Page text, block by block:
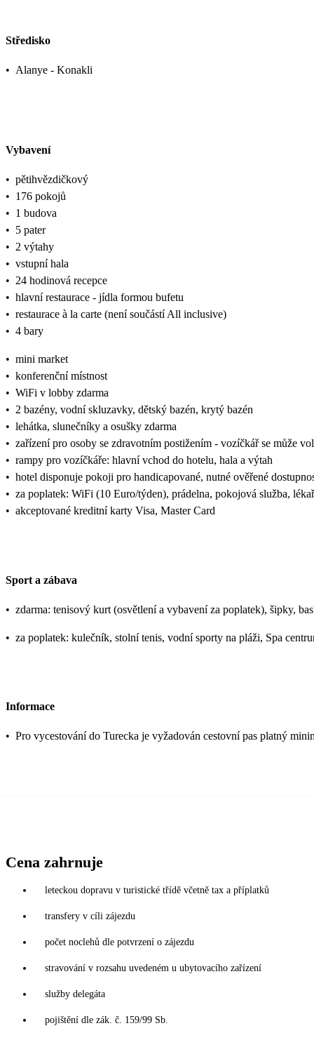
Středisko
• Alanye - Konakli
Vybavení
• pětihvězdičkový
• 176 pokojů
• 1 budova
• 5 pater
• 2 výtahy
• vstupní hala
• 24 hodinová recepce
• hlavní restaurace - jídla formou bufetu
• restaurace à la carte (není součástí All inclusive)
• 4 bary
• mini market
• konferenční místnost
• WiFi v lobby zdarma
• 2 bazény, vodní skluzavky, dětský bazén, krytý bazén
• lehátka, slunečníky a osušky zdarma
• zařízení pro osoby se zdravotním postižením - vozíčkář se může
• rampy pro vozíčkáře: hlavní vchod do hotelu, hala a výtah
• hotel disponuje pokoji pro handicapované, nutné ověřené
• za poplatek: WiFi (10 Euro/týden), prádelna, pokojová služba,
• akceptované kreditní karty Visa, Master Card
Sport a zábava
• zdarma: tenisový kurt (osvětlení a vybavení za poplatek), šipky,
• za poplatek: kulečník, stolní tenis, vodní sporty na pláži, Spa
Informace
• Pro vycestování do Turecka je vyžadován cestovní pas platný
Cena zahrnuje
leteckou dopravu v turistické třídě včetně tax a příplatků
transfery v cíli zájezdu
počet noclehů dle potvrzení o zájezdu
stravování v rozsahu uvedeném u ubytovacího zařízení
služby delegáta
pojištění dle zák. č. 159/99 Sb.